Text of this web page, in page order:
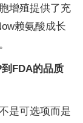
增殖提供了充
赖氨酸成长
FDA的品质
是可选项而是